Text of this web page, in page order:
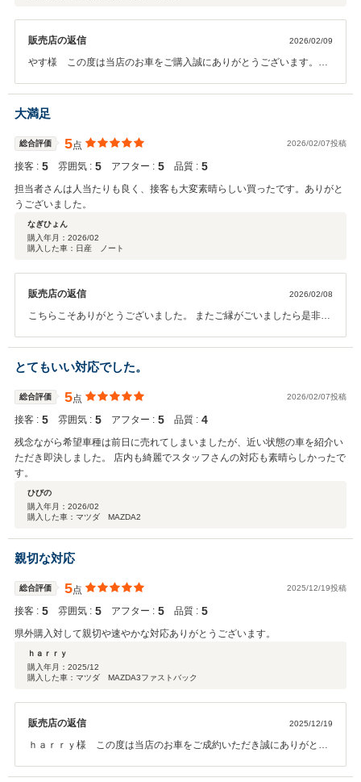
販売店の返信 2026/02/09
やす様 この度は当店のお車をご購入誠にありがとうございます。親
くお車をご購入いただきたいと思っておりますので伝わっており安心
しました。納車までまだお時間がございますがしっかりとご用意いた
します。ありがとうございました。
大満足
総合評価 5点 2026/02/07投稿
接客 : 5 雰囲気 : 5 アフター : 5 品質 : 5
担当者さんは人当たりも良く、接客も大変素晴らしい買ったです。ありがと
うございました。
なぎひょん
購入年月： 2026/02
購入した車：日産 ノート
販売店の返信 2026/02/08
こちらこそありがとうございました。 またご縁がごいましたら是非よ
とてもいい対応でした。
総合評価 5点 2026/02/07投稿
接客 : 5 雰囲気 : 5 アフター : 5 品質 : 4
残念ながら希望車種は前日に売れてしまいましたが、近い状態の車を紹介い
ただき即決しました。 店内も綺麗でスタッフさんの対応も素晴らしかったで
す。
ひびの
購入年月： 2026/02
購入した車：マツダ MAZDA2
親切な対応
総合評価 5点 2025/12/19投稿
接客 : 5 雰囲気 : 5 アフター : 5 品質 : 5
県外購入対して親切や速やかな対応ありがとうございます。
ｈａｒｒｙ
購入年月： 2025/12
購入した車：マツダ MAZDA3ファストバック
販売店の返信 2025/12/19
ｈａｒｒｙ様 この度は当店のお車をご成約いただき誠にありがとう
を行いご納得の上、安心してご購入を頂けましたことを嬉しく思いま